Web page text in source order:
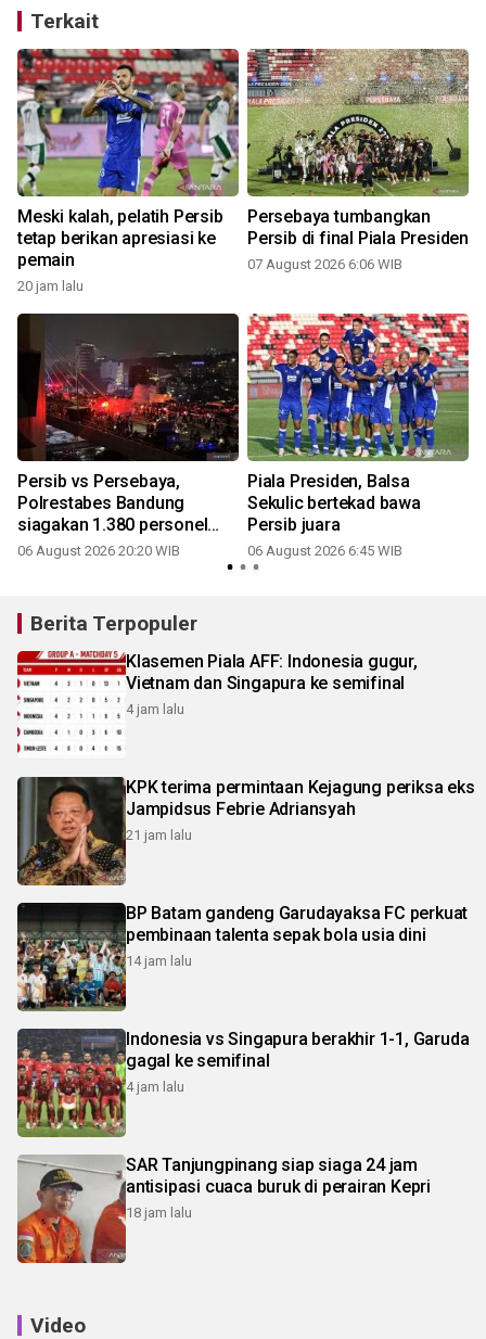
Terkait
Meski kalah, pelatih Persib
tetap berikan apresiasi ke
pemain
20 jam lalu
Persebaya tumbangkan
Persib di final Piala Presiden
07 August 2026 6:06 WIB
Persib vs Persebaya,
Polrestabes Bandung
siagakan 1.380 personel
antisipasi konvoi Bobotoh
06 August 2026 20:20 WIB
Piala Presiden, Balsa
Sekulic bertekad bawa
Persib juara
06 August 2026 6:45 WIB
Berita Terpopuler
Klasemen Piala AFF: Indonesia gugur,
Vietnam dan Singapura ke semifinal
4 jam lalu
KPK terima permintaan Kejagung periksa eks
Jampidsus Febrie Adriansyah
21 jam lalu
BP Batam gandeng Garudayaksa FC perkuat
pembinaan talenta sepak bola usia dini
14 jam lalu
Indonesia vs Singapura berakhir 1-1, Garuda
gagal ke semifinal
4 jam lalu
SAR Tanjungpinang siap siaga 24 jam
antisipasi cuaca buruk di perairan Kepri
18 jam lalu
Video